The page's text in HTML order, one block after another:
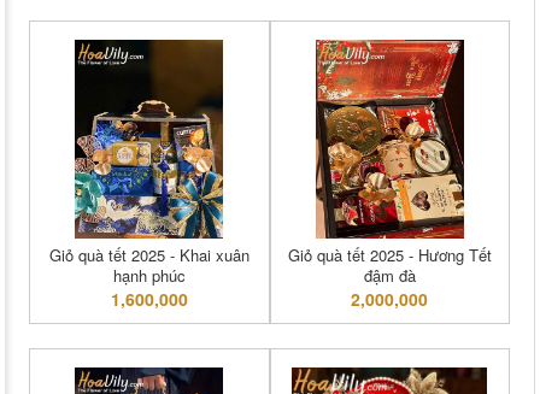
Giỏ quà tết 2025 - Khai xuân
hạnh phúc
1,600,000
Giỏ quà tết 2025 - Hương Tết
đậm đà
2,000,000